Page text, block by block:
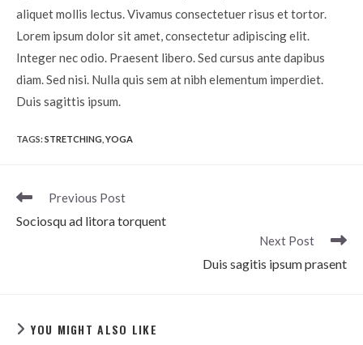
aliquet mollis lectus. Vivamus consectetuer risus et tortor.
Lorem ipsum dolor sit amet, consectetur adipiscing elit.
Integer nec odio. Praesent libero. Sed cursus ante dapibus
diam. Sed nisi. Nulla quis sem at nibh elementum imperdiet.
Duis sagittis ipsum.
TAGS:STRETCHING YOGA
Read
articles
Previous Post
Sociosqu ad litora torquent
Next Post
Duis sagitis ipsum prasent
YOU MIGHT ALSO LIKE